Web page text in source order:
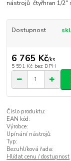
nástrojů čtyřhran 1/
Dostupnost
6 765 Kč/ks
5 591 Kč bez DPH
Číslo produktu:
EAN kód:
Výrobce:
Upínání nástrojů:
Typ:
Bezuhlíková řada:
Hlídat cenu / dostupnost